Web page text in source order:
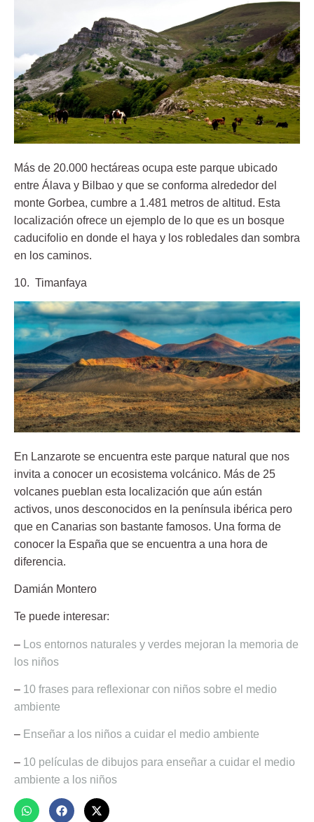
Más de 20.000 hectáreas ocupa este parque ubicado
entre Álava y Bilbao y que se conforma alrededor del
monte Gorbea, cumbre a 1.481 metros de altitud. Esta
localización ofrece un ejemplo de lo que es un bosque
caducifolio en donde el haya y los robledales dan sombra
en los caminos.
10. Timanfaya
En Lanzarote se encuentra este parque natural que nos
invita a conocer un ecosistema volcánico. Más de 25
volcanes pueblan esta localización que aún están
activos, unos desconocidos en la península ibérica pero
que en Canarias son bastante famosos. Una forma de
conocer la España que se encuentra a una hora de
diferencia.
Damián Montero
Te puede interesar:
–
Los entornos naturales y verdes mejoran la memoria de
los niños
– 10 frases para reflexionar con niños sobre el medio
ambiente
– Enseñar a los niños a cuidar el medio ambiente
– 10 películas de dibujos para enseñar a cuidar el medio
ambiente a los niños